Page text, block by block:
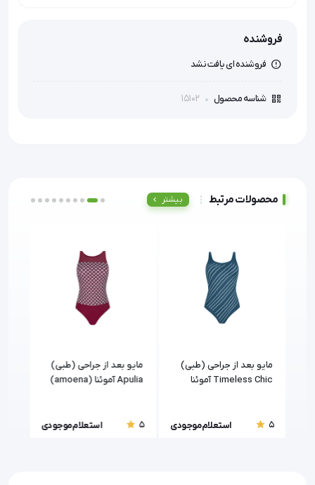
فروشنده
فروشنده ای یافت نشد
شناسه محصول 15102
محصولات مرتبط بیشتر
مایو بعد از جراحی (طبی)
Timeless Chic آموئنا
5 استعلام موجودی
مایو بعد از جراحی (طبی)
Apulia آموئنا (amoena)
5 استعلام موجودی